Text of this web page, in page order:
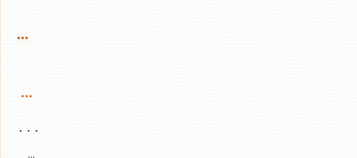
...
...
...
...